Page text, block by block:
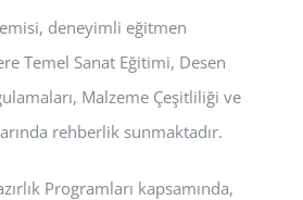
deneyimli eğitmen
Temel Sanat Eğitimi, Desen
Malzeme Çeşitliliği ve
rehberlik sunmaktadır.
Programları kapsamında,